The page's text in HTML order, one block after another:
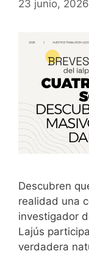
23 junio, 2026
Descubren
realidad una
investigador
Lajús
verdadera